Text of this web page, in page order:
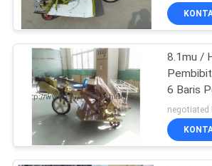
Mesin
Pengerjaan
8.1mu /
6 Baris
Mekanis
negotiated